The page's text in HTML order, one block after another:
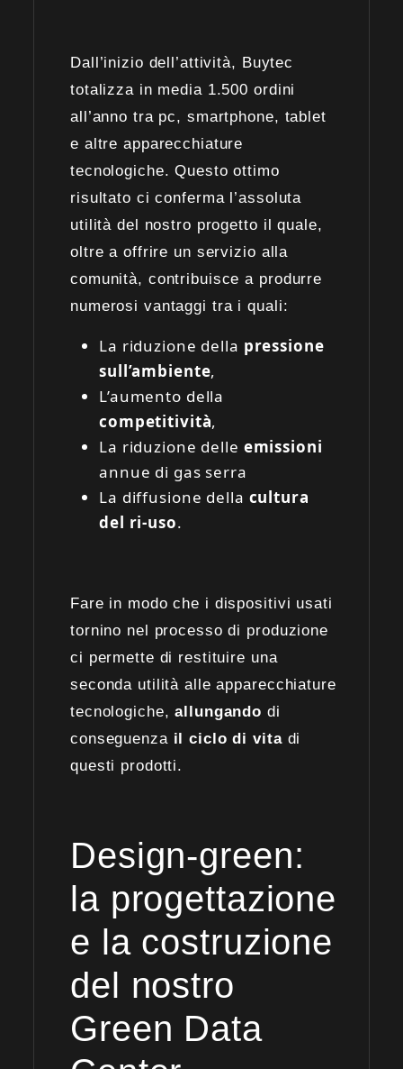
Dall’inizio dell’attività, Buytec
totalizza in media 1.500 ordini
all’anno tra pc, smartphone, tablet
e altre apparecchiature
tecnologiche. Questo ottimo
risultato ci conferma l’assoluta
utilità del nostro progetto il quale,
oltre a offrire un servizio alla
comunità, contribuisce a produrre
numerosi vantaggi tra i quali:
La riduzione della pressione
sull’ambiente,
L’aumento della
competitività,
La riduzione delle emissioni
annue di gas serra
La diffusione della cultura
del ri-uso.
Fare in modo che i dispositivi usati
tornino nel processo di produzione
ci permette di restituire una
seconda utilità alle apparecchiature
tecnologiche,allungando di
conseguenza il ciclo di vitadi
questi prodotti.
Design-green:
la progettazione
e la costruzione
del nostro
Green Data